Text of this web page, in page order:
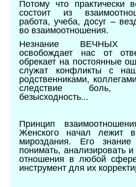
Потому что практически
состоит из
работа, учеба, досуг –
во взаимоотношения.
Незнание ВЕЧНЫХ
освобождает нас от
обрекает на постоянные
служат конфликты с
родственниками,
следствие боль,
безысходность...
Принцип
Женского начал лежит
мироздания. Его
понимать, анализировать и
отношения в любой
инструмент для их